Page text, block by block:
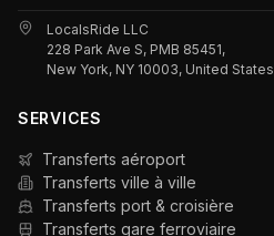
LocalsRide LLC
228 Park Ave S, PMB 85451,
New York, NY 10003, United States
SERVICES
Transferts aéroport
Transferts ville à ville
Transferts port & croisière
Transferts gare ferroviaire